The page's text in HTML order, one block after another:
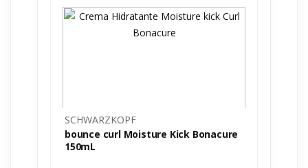
SCHWARZKOPF
bounce curl Moisture Kick Bonacure
150mL